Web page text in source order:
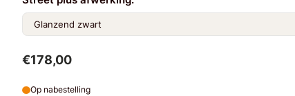
€178,00
Op nabestelling